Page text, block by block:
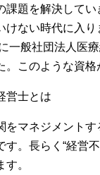
課題を解決して
けない時代に入り
一般社団法人医
。このような資格
営士とは
をマネジメント
す。長らく“経営
す。